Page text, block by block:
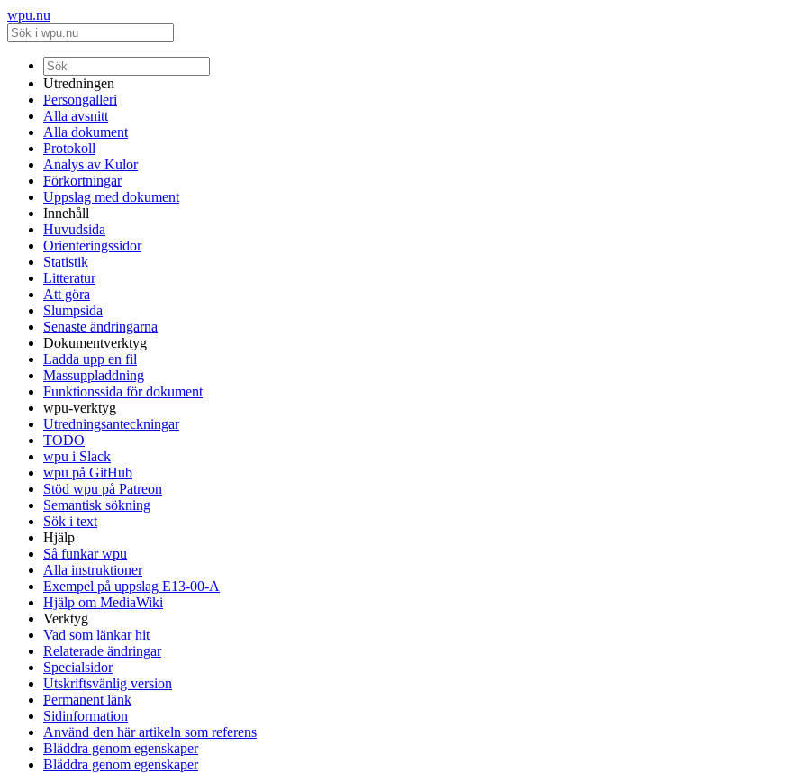
wpu.nu
Utredningen
Persongalleri
Alla avsnitt
Alla dokument
Protokoll
Analys av Kulor
Förkortningar
Uppslag med dokument
Innehåll
Huvudsida
Orienteringssidor
Statistik
Litteratur
Att göra
Slumpsida
Senaste ändringarna
Dokumentverktyg
Ladda upp en fil
Massuppladdning
Funktionssida för dokument
wpu-verktyg
Utredningsanteckningar
TODO
wpu i Slack
wpu på GitHub
Stöd wpu på Patreon
Semantisk sökning
Sök i text
Hjälp
Så funkar wpu
Alla instruktioner
Exempel på uppslag E13-00-A
Hjälp om MediaWiki
Verktyg
Vad som länkar hit
Relaterade ändringar
Specialsidor
Utskriftsvänlig version
Permanent länk
Sidinformation
Använd den här artikeln som referens
Bläddra genom egenskaper
Bläddra genom egenskaper